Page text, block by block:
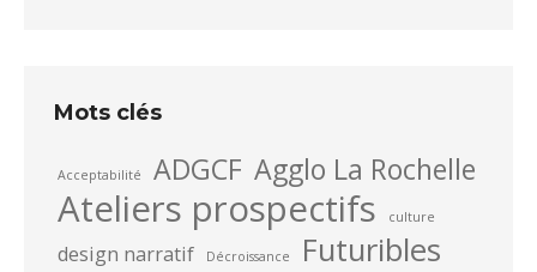
Mots clés
Acceptabilité ADGCF Agglo La Rochelle
Ateliers prospectifs culture
design narratif Décroissance Futuribles